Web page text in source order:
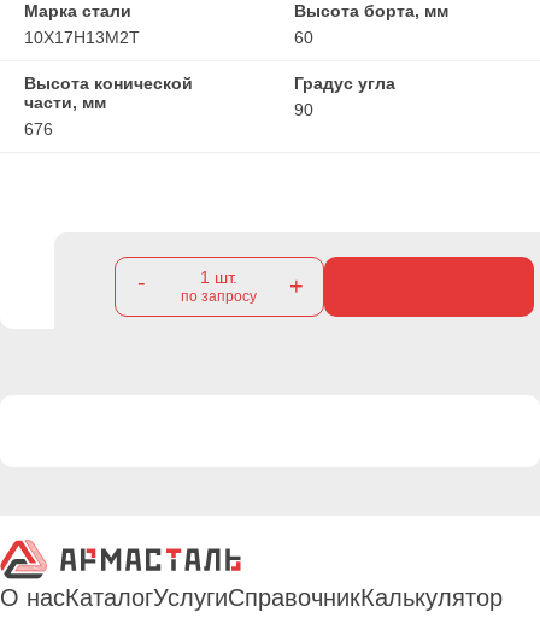
Марка стали
10Х17Н13М2Т
Высота борта, мм
60
Высота конической
части, мм
676
Градус угла
90
- 1 шт.
по запросу +
О насКаталогУслугиСправочникКалькулятор